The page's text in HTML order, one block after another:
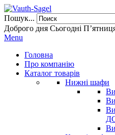
Пошук...
Доброго дня Сьогодні
Menu
Головна
Про компанію
Каталог товарів
Нижні шафи